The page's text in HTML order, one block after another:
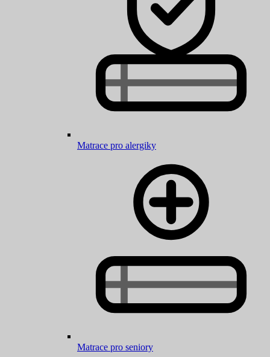
Matrace pro alergiky
Matrace pro seniory